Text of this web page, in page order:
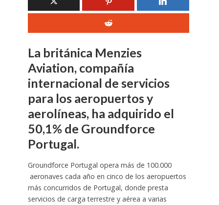
La británica Menzies
Aviation, compañía
internacional de servicios
para los aeropuertos y
aerolíneas, ha adquirido el
50,1% de Groundforce
Portugal.
Groundforce Portugal opera más de 100.000
aeronaves cada año en cinco de los aeropuertos
más concurridos de Portugal, donde presta
servicios de carga terrestre y aérea a varias